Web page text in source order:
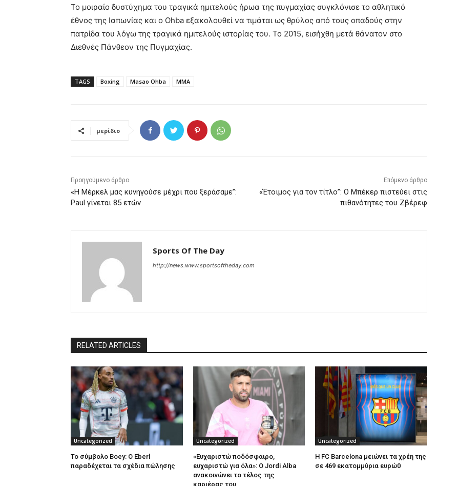
Το μοιραίο δυστύχημα του τραγικά ημιτελούς ήρωα της πυγμαχίας συγκλόνισε το αθλητικό
έθνος της Ιαπωνίας και ο Ohba εξακολουθεί να τιμάται ως θρύλος από τους οπαδούς στην
πατρίδα του λόγω της τραγικά ημιτελούς ιστορίας του. Το 2015, εισήχθη μετά θάνατον στο
Διεθνές Πάνθεον της Πυγμαχίας.
TAGS Boxing Masao Ohba MMA
μερίδιο
Προηγούμενο άρθρο
«Η Μέρκελ μας κυνηγούσε μέχρι που ξεράσαμε”:
Paul γίνεται 85 ετών
Επόμενο άρθρο
«Έτοιμος για τον τίτλο”: Ο Μπέκερ πιστεύει στις
πιθανότητες του Ζβέρεφ
Sports Of The Day
http://news.www.sportsoftheday.com
RELATED ARTICLES
Uncategorized
Το σύμβολο Boey: Ο Eberl
παραδέχεται τα σχέδια πώλησης
Uncategorized
«Ευχαριστώ ποδόσφαιρο,
ευχαριστώ για όλα»: Ο Jordi Alba
ανακοινώνει το τέλος της
καριέρας του
Uncategorized
Η FC Barcelona μειώνει τα χρέη της
σε 469 εκατομμύρια ευρώ0